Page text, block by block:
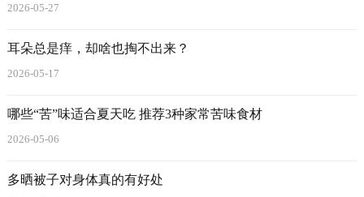
2026-05-27
耳朵总是痒，却啥也掏不出来？
2026-05-17
哪些“苦”味适合夏天吃 推荐3种家常苦味食材
2026-05-06
多晒被子对身体真的有好处